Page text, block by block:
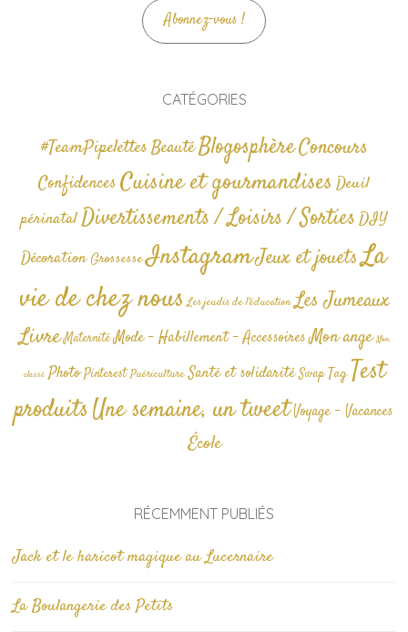
Abonnez-vous !
CATÉGORIES
#TeamPipelettesBeautéBlogosphèreConcours
Confidences Cuisine et gourmandises Deuil
périnatalDivertissements / Loisirs / SortiesDIY
Décoration GrossesseInstagramJeux et jouetsLa
vie de chez nous Les jeudis de l'éducation Les Jumeaux
Livre Maternité Mode - Habillement - AccessoiresMon ange Non
classé Photo Pinterest Puériculture Santé et solidarité Swap TagTest
produitsUne semaine, un tweetVoyage - Vacances
École
RÉCEMMENT PUBLIÉS
Jack et le haricot magique au Lucernaire
La Boulangerie des Petits